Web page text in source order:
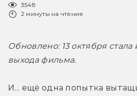
3548
2 минуты на чтение
Обновлено: 13 октября стала
выхода фильма.
И... ещё одна попытка